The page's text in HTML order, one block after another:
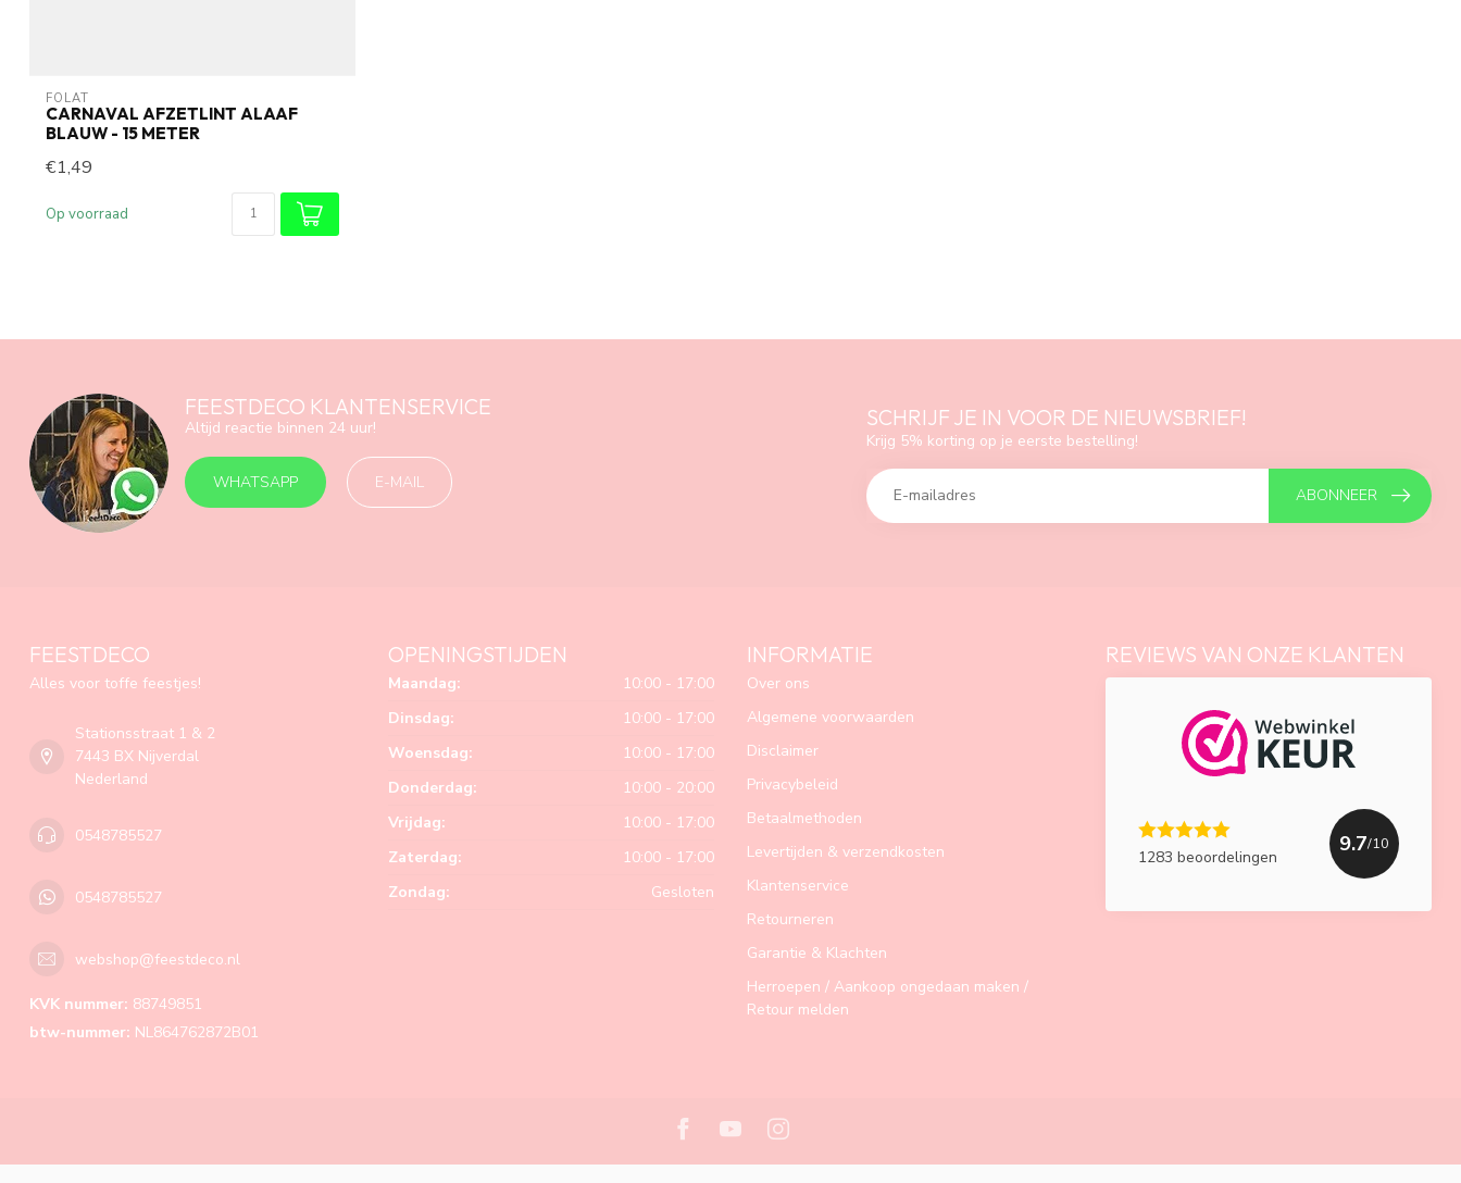
FOLAT
CARNAVAL AFZETLINT ALAAF
BLAUW - 15 METER
€1,49
Op voorraad
FEESTDECO KLANTENSERVICE
Altijd reactie binnen 24 uur!
WHATSAPP E-MAIL
SCHRIJF JE IN VOOR DE NIEUWSBRIEF!
Krijg 5% korting op je eerste bestelling!
ABONNEER
FEESTDECO
Alles voor toffe feestjes!
Stationsstraat 1 & 2
7443 BX Nijverdal
Nederland
0548785527
0548785527
webshop@feestdeco.nl
KVK nummer: 88749851
btw-nummer: NL864762872B01
OPENINGSTIJDEN
Maandag:
10:00 - 17:00
Dinsdag:
10:00 - 17:00
Woensdag:
10:00 - 17:00
Donderdag:
10:00 - 20:00
Vrijdag:
10:00 - 17:00
Zaterdag:
10:00 - 17:00
Zondag:
Gesloten
INFORMATIE
Over ons
Algemene voorwaarden
Disclaimer
Privacybeleid
Betaalmethoden
Levertijden & verzendkosten
Klantenservice
Retourneren
Garantie & Klachten
Herroepen / Aankoop ongedaan maken /
Retour melden
REVIEWS VAN ONZE KLANTEN
1283 beoordelingen
9.7/10